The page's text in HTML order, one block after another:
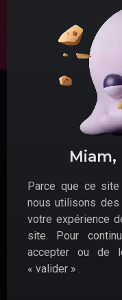
©2026
Parce que ce
nous utilisons
votre expérience
site. Pour
accepter ou de
« valider » .